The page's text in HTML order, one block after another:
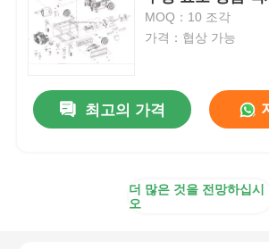
cng 발전기 세트
발전기 용품
MOQ：10 조각
가격：협상 가능
최고의 가격
더 많은 것을 전망하십시
오